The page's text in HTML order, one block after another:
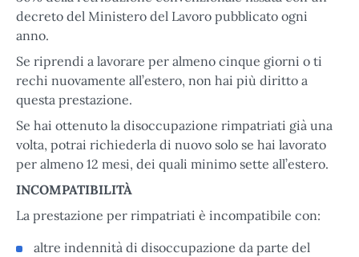
decreto del Ministero del Lavoro pubblicato ogni
anno.
Se riprendi a lavorare per almeno cinque giorni o ti
rechi nuovamente all’estero, non hai più diritto a
questa prestazione.
Se hai ottenuto la disoccupazione rimpatriati già una
volta, potrai richiederla di nuovo solo se hai lavorato
per almeno 12 mesi, dei quali minimo sette all’estero.
INCOMPATIBILITÀ
La prestazione per rimpatriati è incompatibile con:
altre indennità di disoccupazione da parte del